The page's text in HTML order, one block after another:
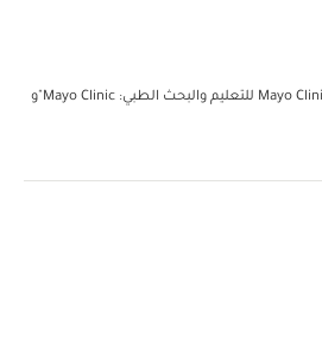
مؤسسة مايو للتعليم والبحث الطبي. جميع الحقوق محفوظة. يُمكن إعادة طباعة نسخة واحدة من هذه المواد لغرض الاستعمال الشخصي غير التجاري فحسب. تتضمن العلامات التجارية التابعة لمؤسسة Mayo Clinic للتعليم والبحث الطبي: Mayo Clinic"و